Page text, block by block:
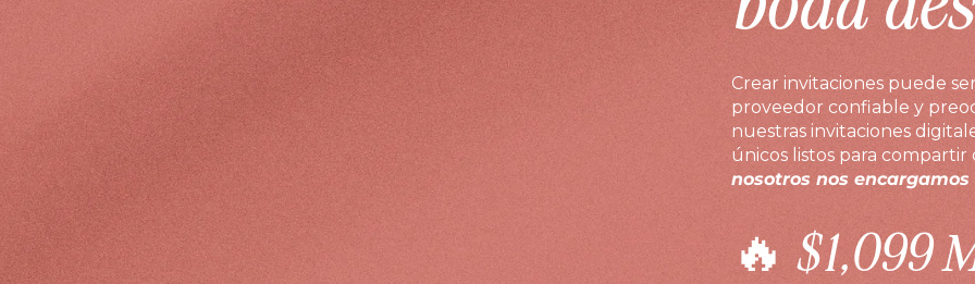
Crear invitaciones puede
proveedor confiable y
nuestras invitaciones
únicos listos para
nosotros nos
🔥 $1,099